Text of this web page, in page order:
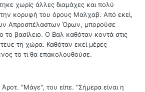
χωρίς άλλες διαμάχες και πολύ
κορυφή του όρους Μαλχαβ. Από εκεί,
Απροσπέλαστων Όρων, μπορούσε
το βασίλειο. Ο Βαλ καθόταν κοντά στις
τη χώρα. Καθόταν εκεί μέρες
το τι θα επακολουθούσε.
"Μάγε", του είπε. "Σήμερα είναι η